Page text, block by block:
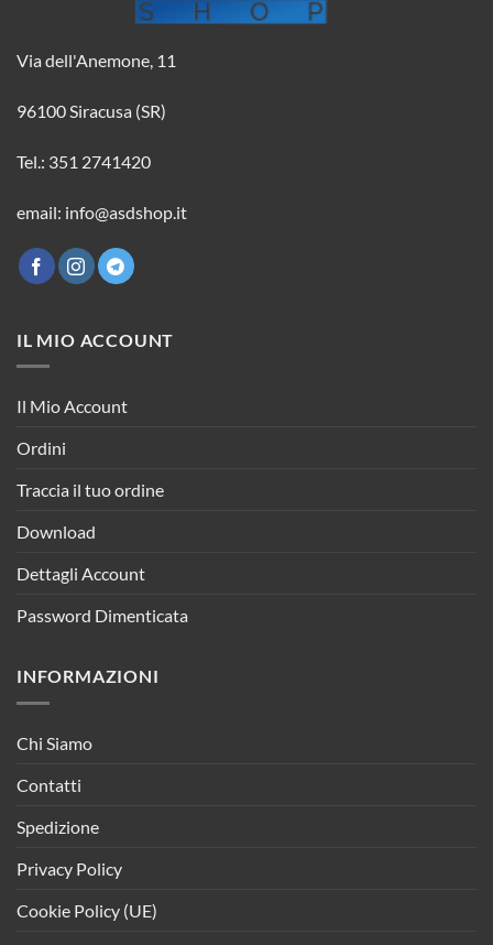
Via dell'Anemone, 11
96100 Siracusa (SR)
Tel.: 351 2741420
email: info@asdshop.it
IL MIO ACCOUNT
Il Mio Account
Ordini
Traccia il tuo ordine
Download
Dettagli Account
Password Dimenticata
INFORMAZIONI
Chi Siamo
Contatti
Spedizione
Privacy Policy
Cookie Policy (UE)